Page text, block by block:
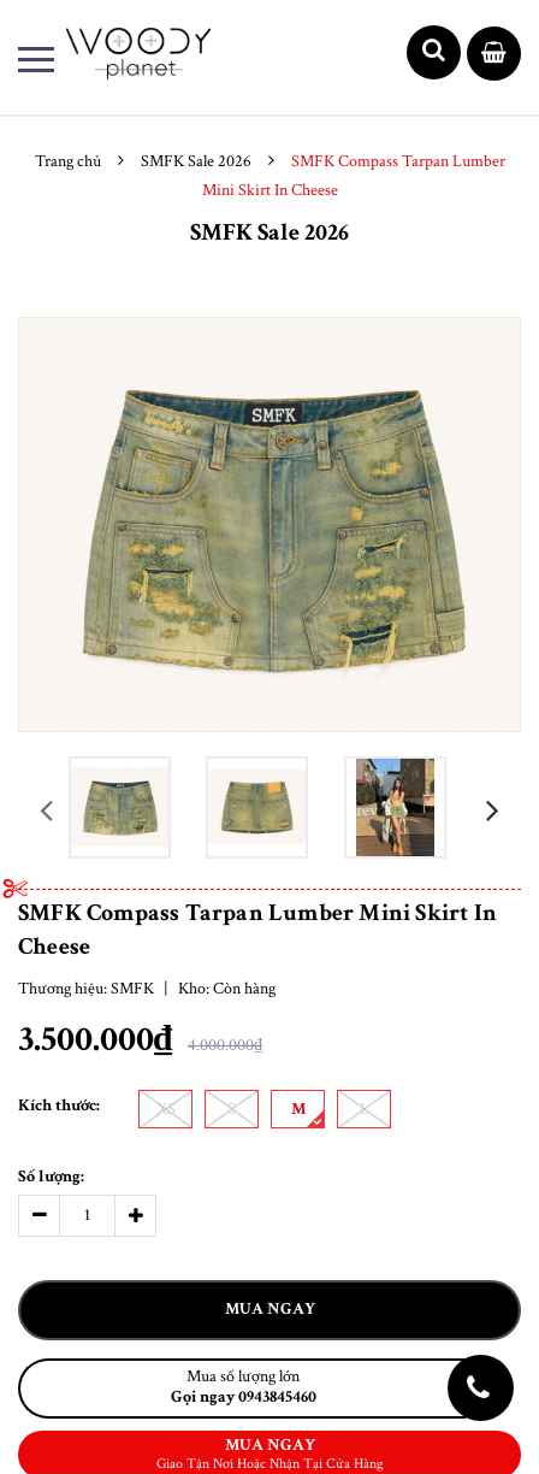
Trang chủ SMFK Sale 2026
SMFK Compass Tarpan Lumber
Mini Skirt In Cheese
SMFK Sale 2026
prev
SMFK Compass Tarpan Lumber Mini Skirt In
Cheese
Thương hiệu:SMFK | Kho:Còn hàng
3.500.000₫ 4.000.000₫
Kích thước: XS S M L
Số lượng:
MUA NGAY
Mua số lượng lớn
Gọi ngay 0943845460
MUA NGAY
Giao Tận Nơi Hoặc Nhận Tại Cửa Hàng